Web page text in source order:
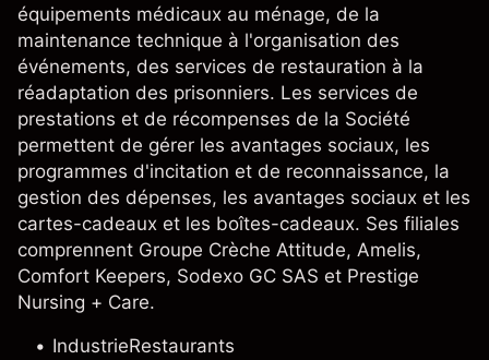
équipements médicaux au ménage, de la
maintenance technique à l'organisation des
événements, des services de restauration à la
réadaptation des prisonniers. Les services de
prestations et de récompenses de la Société
permettent de gérer les avantages sociaux, les
programmes d'incitation et de reconnaissance, la
gestion des dépenses, les avantages sociaux et les
cartes-cadeaux et les boîtes-cadeaux. Ses filiales
comprennent Groupe Crèche Attitude, Amelis,
Comfort Keepers, Sodexo GC SAS et Prestige
Nursing + Care.
IndustrieRestaurants